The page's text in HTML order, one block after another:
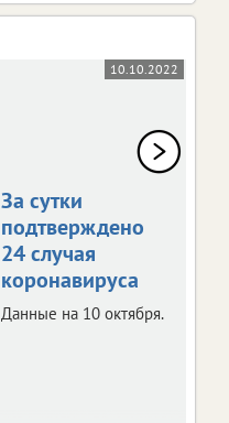
10.10.2022
За сутки
подтверждено
24 случая
коронавируса
Данные на 10 октября.